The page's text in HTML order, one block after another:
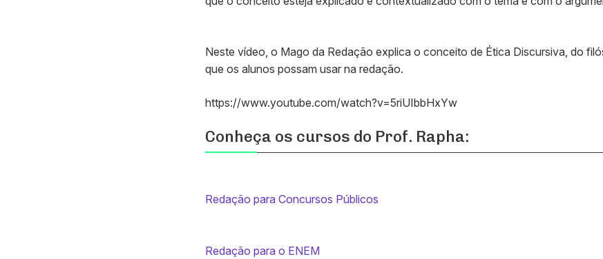
Neste vídeo, o Mago da Redação explica o conceito de Ética Discursiva, do
que os alunos possam usar na redação.
https://www.youtube.com/watch?v=5riUIbbHxYw
Conheça os cursos do Prof. Rapha:
Redação para Concursos Públicos
Redação para o ENEM